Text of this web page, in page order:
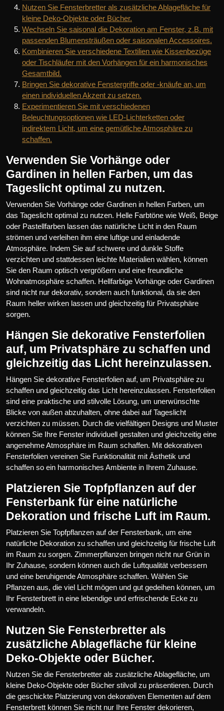
Nutzen Sie Fensterbretter als zusätzliche Ablagefläche für
kleine Deko-Objekte oder Bücher.
Wechseln Sie saisonal die Dekoration am Fenster, z.B. mit
passenden Blumensträußen oder saisonalen Accessoires.
Kombinieren Sie verschiedene Textilien wie Kissenbezüge
oder Tischläufer mit den Vorhängen für ein harmonisches
Gesamtbild.
Bringen Sie dekorative Fenstergriffe oder -knäufe an, um
einen individuellen Akzent zu setzen.
Experimentieren Sie mit verschiedenen
Beleuchtungsoptionen wie LED-Lichterketten oder
indirektem Licht, um eine gemütliche Atmosphäre zu
schaffen.
Verwenden Sie Vorhänge oder
Gardinen in hellen Farben, um das
Tageslicht optimal zu nutzen.
Verwenden Sie Vorhänge oder Gardinen in hellen Farben, um
das Tageslicht optimal zu nutzen. Helle Farbtöne wie Weiß, Beige
oder Pastellfarben lassen das natürliche Licht in den Raum
strömen und verleihen ihm eine luftige und einladende
Atmosphäre. Indem Sie auf schwere und dunkle Stoffe
verzichten und stattdessen leichte Materialien wählen, können
Sie den Raum optisch vergrößern und eine freundliche
Wohnatmosphäre schaffen. Hellfarbige Vorhänge oder Gardinen
sind nicht nur dekorativ, sondern auch funktional, da sie den
Raum heller wirken lassen und gleichzeitig für Privatsphäre
sorgen.
Hängen Sie dekorative Fensterfolien
auf, um Privatsphäre zu schaffen und
gleichzeitig das Licht hereinzulassen.
Hängen Sie dekorative Fensterfolien auf, um Privatsphäre zu
schaffen und gleichzeitig das Licht hereinzulassen. Fensterfolien
sind eine praktische und stilvolle Lösung, um unerwünschte
Blicke von außen abzuhalten, ohne dabei auf Tageslicht
verzichten zu müssen. Durch die vielfältigen Designs und Muster
können Sie Ihre Fenster individuell gestalten und gleichzeitig eine
angenehme Atmosphäre im Raum schaffen. Mit dekorativen
Fensterfolien vereinen Sie Funktionalität mit Ästhetik und
schaffen so ein harmonisches Ambiente in Ihrem Zuhause.
Platzieren Sie Topfpflanzen auf der
Fensterbank für eine natürliche
Dekoration und frische Luft im Raum.
Platzieren Sie Topfpflanzen auf der Fensterbank, um eine
natürliche Dekoration zu schaffen und gleichzeitig für frische Luft
im Raum zu sorgen. Zimmerpflanzen bringen nicht nur Grün in
Ihr Zuhause, sondern können auch die Luftqualität verbessern
und eine beruhigende Atmosphäre schaffen. Wählen Sie
Pflanzen aus, die viel Licht mögen und gut gedeihen können, um
Ihr Fensterbrett in eine lebendige und erfrischende Ecke zu
verwandeln.
Nutzen Sie Fensterbretter als
zusätzliche Ablagefläche für kleine
Deko-Objekte oder Bücher.
Nutzen Sie die Fensterbretter als zusätzliche Ablagefläche, um
kleine Deko-Objekte oder Bücher stilvoll zu präsentieren. Durch
die geschickte Platzierung von dekorativen Elementen auf dem
Fensterbrett können Sie nicht nur Ihre Fenster dekorieren,